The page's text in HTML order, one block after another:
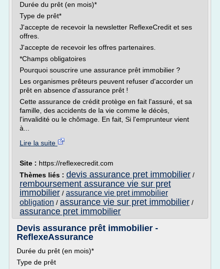
Durée du prêt (en mois)*
Type de prêt*
J'accepte de recevoir la newsletter ReflexeCredit et ses
offres.
J'accepte de recevoir les offres partenaires.
*Champs obligatoires
Pourquoi souscrire une assurance prêt immobilier ?
Les organismes prêteurs peuvent refuser d'accorder un
prêt en absence d'assurance prêt !
Cette assurance de crédit protège en fait l'assuré, et sa
famille, des accidents de la vie comme le décès,
l'invalidité ou le chômage. En fait, Si l'emprunteur vient
à...
Lire la suite
Site : https://reflexecredit.com
Thèmes liés : devis assurance pret immobilier /
remboursement assurance vie sur pret
immobilier / assurance vie pret immobilier
obligation / assurance vie sur pret immobilier /
assurance pret immobilier
Devis assurance prêt immobilier -
ReflexeAssurance
Durée du prêt (en mois)*
Type de prêt